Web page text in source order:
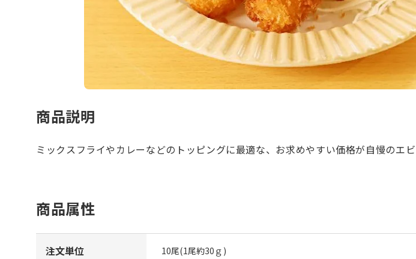
商品説明
ミックスフライやカレーなどのトッピングに最適な、お求めやすい価格が自慢のエビ
商品属性
注文単位 10尾(1尾約30ｇ)